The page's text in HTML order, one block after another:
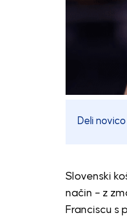
Deli
Slovenski
način – z
Franciscu s